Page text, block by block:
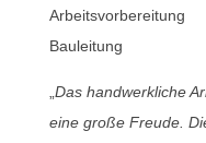
Arbeitsvorbereitung
Bauleitung
Das handwerkliche
eine große Freude.